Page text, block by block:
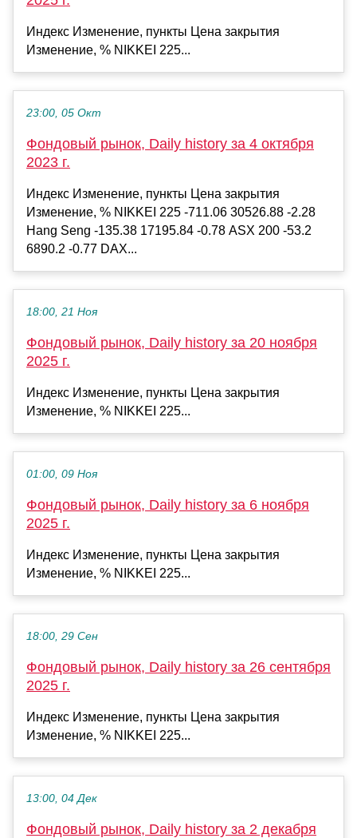
Индекс Изменение, пункты Цена закрытия
Изменение, % NIKKEI 225...
23:00, 05 Окт
Фондовый рынок, Daily history за 4 октября
2023 г.
Индекс Изменение, пункты Цена закрытия
Изменение, % NIKKEI 225 -711.06 30526.88 -2.28
Hang Seng -135.38 17195.84 -0.78 ASX 200 -53.2
6890.2 -0.77 DAX...
18:00, 21 Ноя
Фондовый рынок, Daily history за 20 ноября
2025 г.
Индекс Изменение, пункты Цена закрытия
Изменение, % NIKKEI 225...
01:00, 09 Ноя
Фондовый рынок, Daily history за 6 ноября
2025 г.
Индекс Изменение, пункты Цена закрытия
Изменение, % NIKKEI 225...
18:00, 29 Сен
Фондовый рынок, Daily history за 26 сентября
2025 г.
Индекс Изменение, пункты Цена закрытия
Изменение, % NIKKEI 225...
13:00, 04 Дек
Фондовый рынок, Daily history за 2 декабря